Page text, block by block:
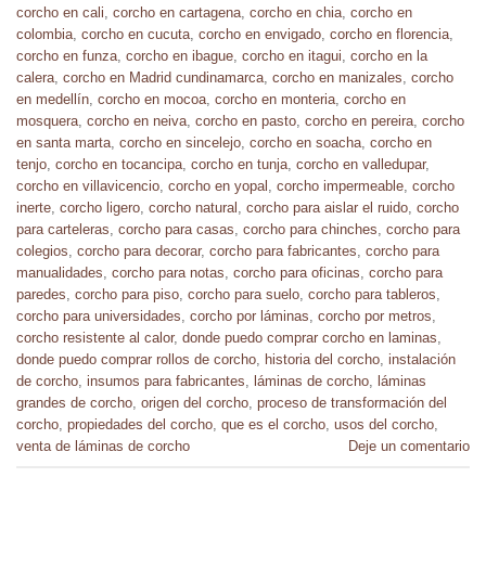
corcho en cali, corcho en cartagena, corcho en chia, corcho en
colombia, corcho en cucuta, corcho en envigado, corcho en florencia,
corcho en funza, corcho en ibague, corcho en itagui, corcho en la
calera, corcho en Madrid cundinamarca, corcho en manizales, corcho
en medellín, corcho en mocoa, corcho en monteria, corcho en
mosquera, corcho en neiva, corcho en pasto, corcho en pereira, corcho
en santa marta, corcho en sincelejo, corcho en soacha, corcho en
tenjo, corcho en tocancipa, corcho en tunja, corcho en valledupar,
corcho en villavicencio, corcho en yopal , corcho impermeable, corcho
inerte, corcho ligero, corcho natural , corcho para aislar el ruido, corcho
para carteleras, corcho para casas, corcho para chinches, corcho para
colegios, corcho para decorar, corcho para fabricantes, corcho para
manualidades, corcho para notas, corcho para oficinas, corcho para
paredes, corcho para piso, corcho para suelo, corcho para tableros,
corcho para universidades, corcho por láminas, corcho por metros,
corcho resistente al calor, donde puedo comprar corcho en laminas,
donde puedo comprar rollos de corcho, historia del corcho, instalación
de corcho, insumos para fabricantes, láminas de corcho, láminas
grandes de corcho, origen del corcho, proceso de transformación del
corcho, propiedades del corcho, que es el corcho, usos del corcho,
venta de láminas de corcho
Deje un comentario